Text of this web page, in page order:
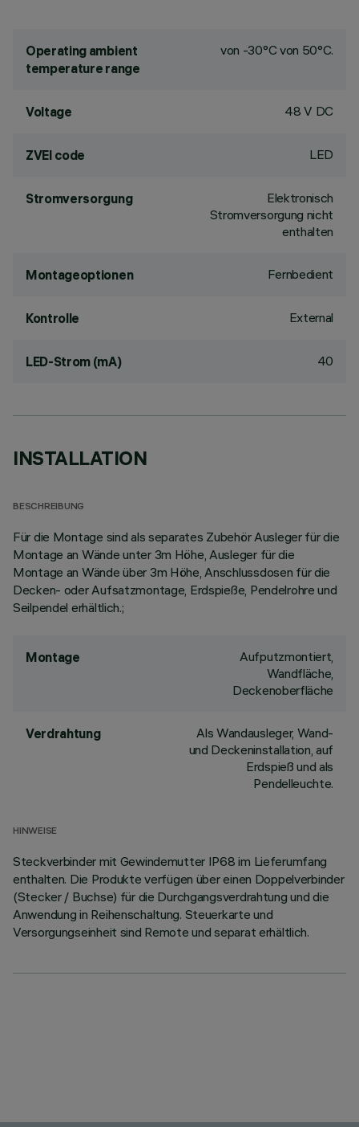
Operating ambient
temperature range
von -30°C von 50°C.
Voltage 48 V DC
ZVEI code LED
Stromversorgung
Elektronisch
Stromversorgung nicht
enthalten
Montageoptionen Fernbedient
Kontrolle External
LED-Strom (mA) 40
INSTALLATION
BESCHREIBUNG
Für die Montage sind als separates Zubehör Ausleger für die
Montage an Wände unter 3m Höhe, Ausleger für die
Montage an Wände über 3m Höhe, Anschlussdosen für die
Decken- oder Aufsatzmontage, Erdspieße, Pendelrohre und
Seilpendel erhältlich.;
Montage
Aufputzmontiert,
Wandfläche,
Deckenoberfläche
Verdrahtung
Als Wandausleger, Wand-
und Deckeninstallation, auf
Erdspieß und als
Pendelleuchte.
HINWEISE
Steckverbinder mit Gewindemutter IP68 im Lieferumfang
enthalten. Die Produkte verfügen über einen Doppelverbinder
(Stecker / Buchse) für die Durchgangsverdrahtung und die
Anwendung in Reihenschaltung. Steuerkarte und
Versorgungseinheit sind Remote und separat erhältlich.